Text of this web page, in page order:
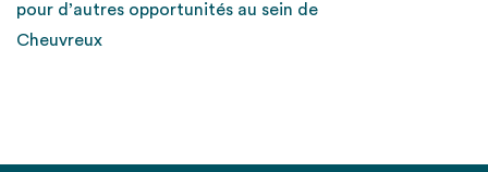
pour d’autres opportunités au sein de
Cheuvreux